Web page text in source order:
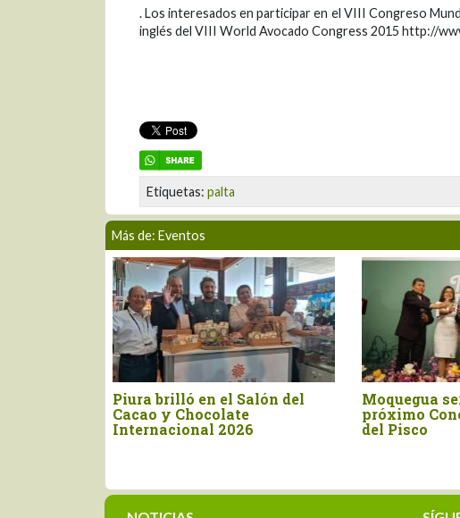
. Los interesados en participar en el VIII Congreso
inglés del VIII World Avocado Congress 2015 http://
Etiquetas: palta
Más de: Eventos
en el Salón del
Moquegua será la sede del
próximo Concurso Nacional
del Pisco
XX